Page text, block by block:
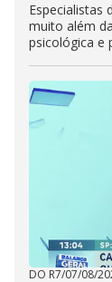
Especialistas
muito além
psicológica e
DO R7/07/08/